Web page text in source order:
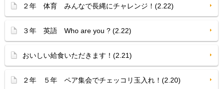
２年 体育 みんなで長縄にチャレンジ！(2.22)
３年 英語 Who are you ? (2.22)
おいしい給食いただきます！(2.21)
２年 ５年 ペア集会でチェッコリ玉入れ！(2.20)